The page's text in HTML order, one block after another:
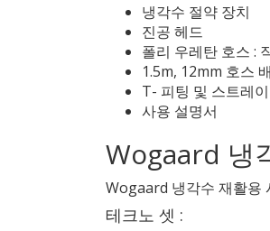
냉각수 절약 장치
진공 헤드
폴리 우레탄 호스 :
1.5m, 12mm 호스
T- 피팅 및 스트레
사용 설명서
Wogaard 냉
Wogaard 냉각수 재활용
테크노 셋 :